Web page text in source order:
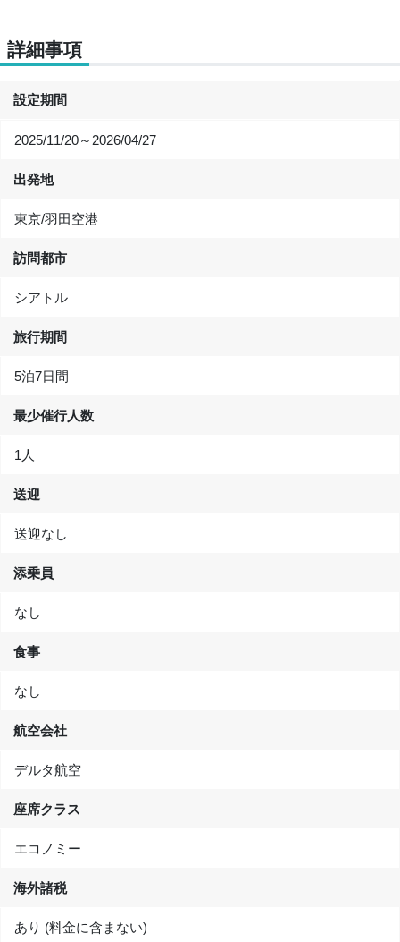
詳細事項
設定期間
2025/11/20～2026/04/27
出発地
東京/羽田空港
訪問都市
シアトル
旅行期間
5泊7日間
最少催行人数
1人
送迎
送迎なし
添乗員
なし
食事
なし
航空会社
デルタ航空
座席クラス
エコノミー
海外諸税
あり (料金に含まない)